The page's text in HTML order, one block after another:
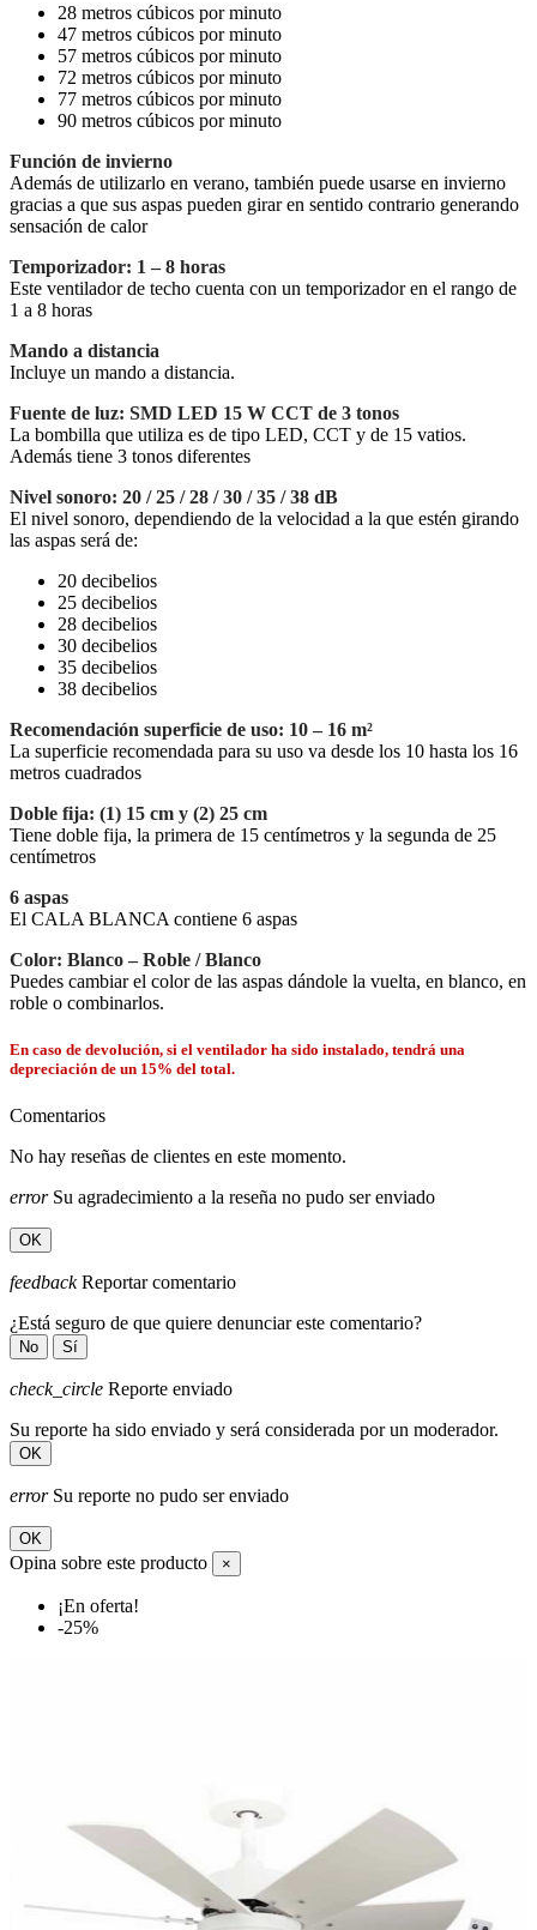
28 metros cúbicos por minuto
47 metros cúbicos por minuto
57 metros cúbicos por minuto
72 metros cúbicos por minuto
77 metros cúbicos por minuto
90 metros cúbicos por minuto
Función de invierno
Además de utilizarlo en verano, también puede usarse en invierno
gracias a que sus aspas pueden girar en sentido contrario generando
sensación de calor
Temporizador: 1 – 8 horas
Este ventilador de techo cuenta con un temporizador en el rango de
1 a 8 horas
Mando a distancia
Incluye un mando a distancia.
Fuente de luz: SMD LED 15 W CCT de 3 tonos
La bombilla que utiliza es de tipo LED, CCT y de 15 vatios.
Además tiene 3 tonos diferentes
Nivel sonoro: 20 / 25 / 28 / 30 / 35 / 38 dB
El nivel sonoro, dependiendo de la velocidad a la que estén girando
las aspas será de:
20 decibelios
25 decibelios
28 decibelios
30 decibelios
35 decibelios
38 decibelios
Recomendación superficie de uso: 10 – 16 m²
La superficie recomendada para su uso va desde los 10 hasta los 16
metros cuadrados
Doble fija: (1) 15 cm y (2) 25 cm
Tiene doble fija, la primera de 15 centímetros y la segunda de 25
centímetros
6 aspas
El CALA BLANCA contiene 6 aspas
Color: Blanco – Roble / Blanco
Puedes cambiar el color de las aspas dándole la vuelta, en blanco, en
roble o combinarlos.
En caso de devolución, si el ventilador ha sido instalado, tendrá una
depreciación de un 15% del total.
Comentarios
No hay reseñas de clientes en este momento.
errorSu agradecimiento a la reseña no pudo ser enviado
OK
feedbackReportar comentario
¿Está seguro de que quiere denunciar este comentario?
No Sí
check_circle Reporte enviado
Su reporte ha sido enviado y será considerada por un moderador.
OK
errorSu reporte no pudo ser enviado
OK
Opina sobre este producto ×
¡En oferta!
-25%